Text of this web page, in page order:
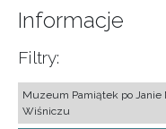
Informacje
Filtry:
Muzeum Pamiątek po
Wiśniczu